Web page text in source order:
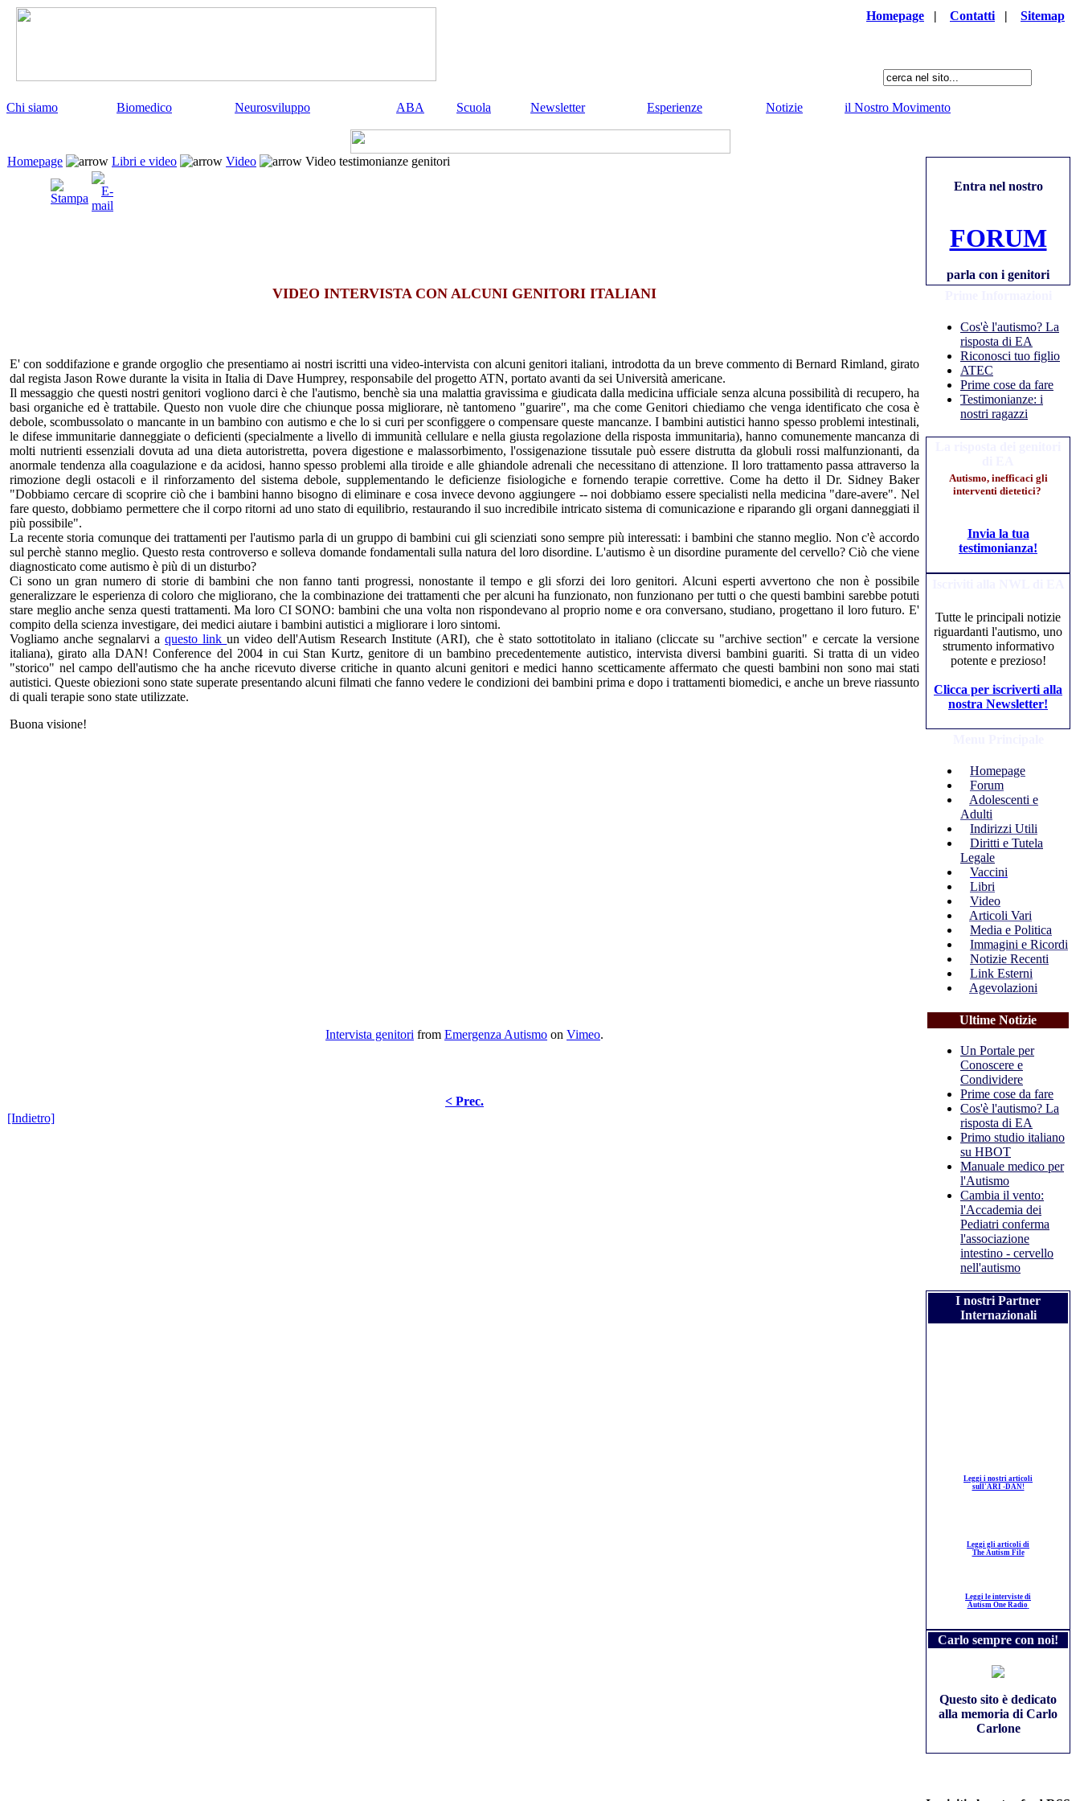
Homepage | Contatti | Sitemap
Chi siamo Biomedico Neurosviluppo ABA Scuola Newsletter Esperienze Notizie il Nostro Movimento
Homepage Libri e video Video Video testimonianze genitori
VIDEO INTERVISTA CON ALCUNI GENITORI ITALIANI
E' con soddifazione e grande orgoglio che presentiamo ai nostri iscritti una video-intervista con alcuni genitori italiani, introdotta da un breve commento di Bernard Rimland, girato
dal regista Jason Rowe durante la visita in Italia di Dave Humprey, responsabile del progetto ATN, portato avanti da sei Università americane.
Il messaggio che questi nostri genitori vogliono darci è che l'autismo, benchè sia una malattia gravissima e giudicata dalla medicina ufficiale senza alcuna possibilità di recupero, ha
basi organiche ed è trattabile. Questo non vuole dire che chiunque possa migliorare, nè tantomeno "guarire", ma che come Genitori chiediamo che venga identificato che cosa è
debole, scombussolato o mancante in un bambino con autismo e che lo si curi per sconfiggere o compensare queste mancanze. I bambini autistici hanno spesso problemi intestinali,
le difese immunitarie danneggiate o deficienti (specialmente a livello di immunità cellulare e nella giusta regolazione della risposta immunitaria), hanno comunemente mancanza di
molti nutrienti essenziali dovuta ad una dieta autoristretta, povera digestione e malassorbimento, l'ossigenazione tissutale può essere distrutta da globuli rossi malfunzionanti, da
anormale tendenza alla coagulazione e da acidosi, hanno spesso problemi alla tiroide e alle ghiandole adrenali che necessitano di attenzione. Il loro trattamento passa attraverso la
rimozione degli ostacoli e il rinforzamento del sistema debole, supplementando le deficienze fisiologiche e fornendo terapie correttive. Come ha detto il Dr. Sidney Baker
"Dobbiamo cercare di scoprire ciò che i bambini hanno bisogno di eliminare e cosa invece devono aggiungere -- noi dobbiamo essere specialisti nella medicina "dare-avere". Nel
fare questo, dobbiamo permettere che il corpo ritorni ad uno stato di equilibrio, restaurando il suo incredibile intricato sistema di comunicazione e riparando gli organi danneggiati il
più possibile".
La recente storia comunque dei trattamenti per l'autismo parla di un gruppo di bambini cui gli scienziati sono sempre più interessati: i bambini che stanno meglio. Non c'è accordo
sul perchè stanno meglio. Questo resta controverso e solleva domande fondamentali sulla natura del loro disordine. L'autismo è un disordine puramente del cervello? Ciò che viene
diagnosticato come autismo è più di un disturbo?
Ci sono un gran numero di storie di bambini che non fanno tanti progressi, nonostante il tempo e gli sforzi dei loro genitori. Alcuni esperti avvertono che non è possibile
generalizzare le esperienza di coloro che migliorano, che la combinazione dei trattamenti che per alcuni ha funzionato, non funzionano per tutti o che questi bambini sarebbe potuti
stare meglio anche senza questi trattamenti. Ma loro CI SONO: bambini che una volta non rispondevano al proprio nome e ora conversano, studiano, progettano il loro futuro. E'
compito della scienza investigare, dei medici aiutare i bambini autistici a migliorare i loro sintomi.
Vogliamo anche segnalarvi aquesto linkun video dell'Autism Research Institute (ARI), che è stato sottotitolato in italiano (cliccate su "archive section" e cercate la versione
italiana), girato alla DAN! Conference del 2004 in cui Stan Kurtz, genitore di un bambino precedentemente autistico, intervista diversi bambini guariti. Si tratta di un video
"storico" nel campo dell'autismo che ha anche ricevuto diverse critiche in quanto alcuni genitori e medici hanno scetticamente affermato che questi bambini non sono mai stati
autistici. Queste obiezioni sono state superate presentando alcuni filmati che fanno vedere le condizioni dei bambini prima e dopo i trattamenti biomedici, e anche un breve riassunto
di quali terapie sono state utilizzate.
Buona visione!
Intervista genitori from Emergenza Autismo on Vimeo.
< Prec.
[Indietro]
Entra nel nostro
FORUM
parla con i genitori
Cos'è l'autismo? La
risposta di EA
Riconosci tuo figlio
ATEC
Prime cose da fare
Testimonianze: i
nostri ragazzi
Autismo, inefficaci gli
interventi dietetici?
Invia la tua
testimonianza!
Tutte le principali notizie
riguardanti l'autismo, uno
strumento informativo
potente e prezioso!
Clicca per iscriverti alla
nostra Newsletter!
Homepage
Forum
Adolescenti e
Adulti
Indirizzi Utili
Diritti e Tutela
Legale
Vaccini
Libri
Video
Articoli Vari
Media e Politica
Immagini e Ricordi
Notizie Recenti
Link Esterni
Agevolazioni
Ultime Notizie
Un Portale per
Conoscere e
Condividere
Prime cose da fare
Cos'è l'autismo? La
risposta di EA
Primo studio italiano
su HBOT
Manuale medico per
l'Autismo
Cambia il vento:
l'Accademia dei
Pediatri conferma
l'associazione
intestino - cervello
nell'autismo
I nostri Partner
Internazionali
Leggi i nostri articoli
sull'ARI -DAN!
Leggi gli articoli di
The Autism File
Leggi le interviste di
Autism One Radio
Carlo sempre con noi!
Questo sito è dedicato
alla memoria di Carlo
Carlone